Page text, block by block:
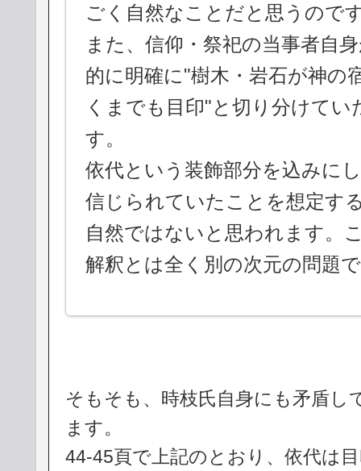
ごく自然なことだと思うので
また、信仰・祭祀の当事者自
的に明確に"樹木・岩石が神の
くまでも目印"と切り分けて
す。
依代という装飾部分を込みに
信じられていたことを想定す
自然ではないと思われます。
解釈とは全く別の次元の問題
そもそも、時枝氏自身にも矛盾し
ます。
44-45頁で上記のとおり、依代は